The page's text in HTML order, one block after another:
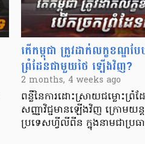
តើកម្ពុជា ត្រូវដាក់លក្ខខណ្ឌ
ព្រំដែនជាមួយថៃ ឡើងវិញ?
2 months, 4 weeks ago
ពន្លឺនៃការដោះស្រាយជម្លោះព្រំដ
សញ្ញាវិជ្ជមានឡើងវិញ ក្រោម
ប្រទេសហ្វីលីពីន ក្នុងនាមជាប្រ